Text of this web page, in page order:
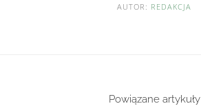
AUTOR: REDAKCJA
Powiązane artykuły